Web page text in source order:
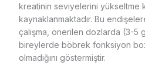
kreatinin seviyelerini yükseltme
kaynaklanmaktadır. Bu
çalışma, önerilen dozlarda (3-5
bireylerde böbrek fonksiyon
olmadığını göstermiştir.